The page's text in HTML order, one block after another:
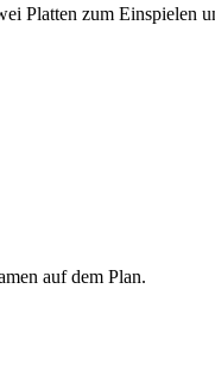
Platten zum
auf dem Plan.